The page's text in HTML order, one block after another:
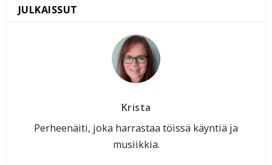
Krista
Perheenäiti, joka harrastaa töissä käyntiä ja
musiikkia.